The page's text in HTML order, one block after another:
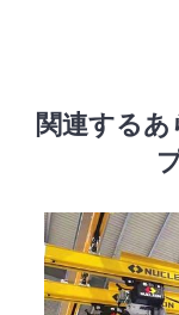
関連する